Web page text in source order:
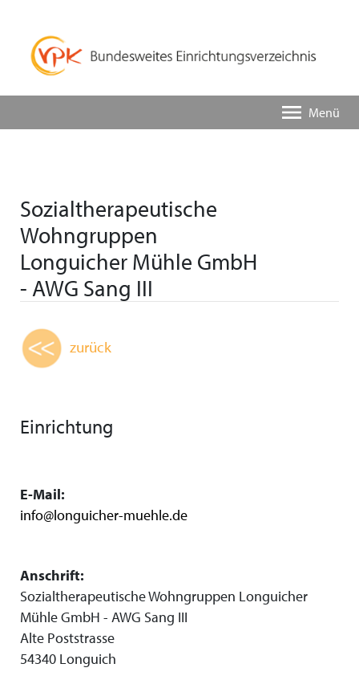
Menü
Sozialtherapeutische
Wohngruppen
Longuicher Mühle GmbH
- AWG Sang III
zurück
Einrichtung
E-Mail:
info@longuicher-muehle.de
Anschrift:
Sozialtherapeutische Wohngruppen Longuicher
Mühle GmbH - AWG Sang III
Alte Poststrasse
54340 Longuich